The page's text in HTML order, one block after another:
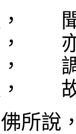
，
， 亦
，
， 故
所說